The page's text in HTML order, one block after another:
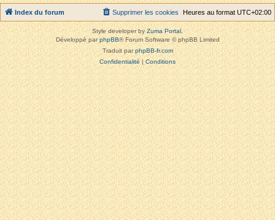
Index du forum Heures au format UTC+02:00
Supprimer les cookies
Style developer byZuma Portal,
Développé parphpBB® Forum Software © phpBB Limited
Traduit parphpBB-fr.com
Confidentialité|Conditions